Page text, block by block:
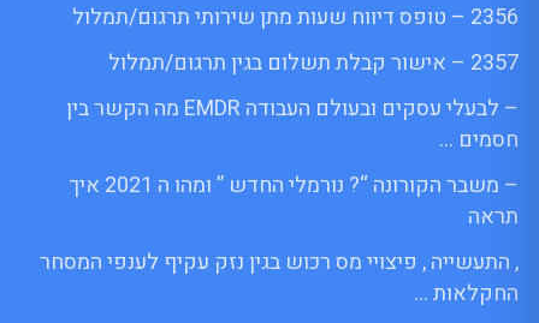
2356 – טופס דיווח שעות מתן שירותי תרגום/תמלול
2357 – אישור קבלת תשלום בגין תרגום/תמלול
– לבעלי עסקים ובעולם העבודה EMDR מה הקשר בין
חסמים …
– משבר הקורונה “? נורמלי החדש ” ומהו ה 2021 איך
תראה
, התעשייה , פיצויי מס רכוש בגין נזק עקיף לענפי המסחר
החקלאות …